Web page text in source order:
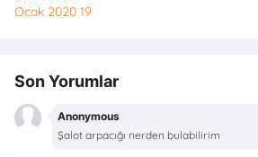
Ocak 2020 19
Son Yorumlar
Anonymous
Şalot arpacığı nerden bulabilirim